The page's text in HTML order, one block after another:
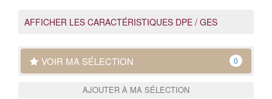
AFFICHER LES CARACTÉRISTIQUES DPE / GES
VOIR MA SÉLECTION 0
AJOUTER À MA SÉLECTION